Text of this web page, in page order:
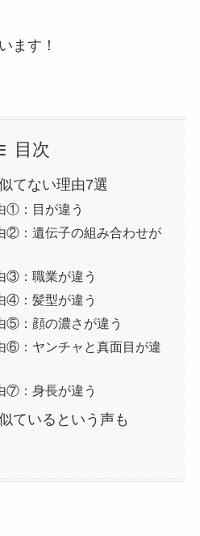
ます！
目次
てない理由7選
①：目が違う
②：遺伝子の組み合わせが
③：職業が違う
④：髪型が違う
⑤：顔の濃さが違う
⑥：ヤンチャと真面目が違
⑦：身長が違う
ているという声も